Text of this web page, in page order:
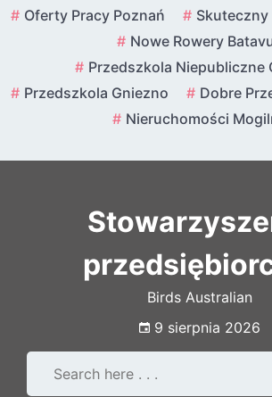
SkipOferty Pracy Poznań
Skuteczny
Nowe Rowery
Przedszkola Niepubliczne
Przedszkola Gniezno
Dobre
Nieruchomości
Birds Australian
9 sierpnia 2026